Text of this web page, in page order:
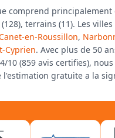
comprend principalement
terrains (11). Les
en-Roussillon,
Cyprien. Avec plus de 50
10 (859 avis certifies),
l'estimation gratuite a la